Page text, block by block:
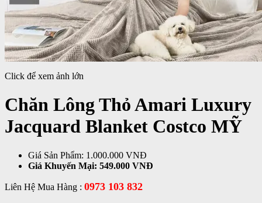
Click để xem ảnh lớn
Chăn Lông Thỏ Amari Luxury
Jacquard Blanket Costco MỸ
Giá Sản Phẩm: 1.000.000 VNĐ
Giá Khuyến Mại: 549.000 VNĐ
Liên Hệ Mua Hàng : 0973 103 832